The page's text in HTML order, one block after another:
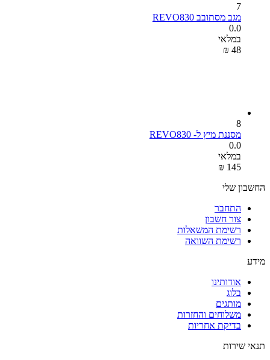
7
מגב מסתובב REVO830
0.0
במלאי
₪ ‍48‍
8
מסננת מיץ ל- REVO830
0.0
במלאי
₪ ‍145‍
החשבון שלי
התחבר
צור חשבון
רשימת המשאלות
רשימת השוואה
מידע
אודותינו
בלוג
מותגים
משלוחים והחזרות
בדיקת אחריות
תנאי שירות